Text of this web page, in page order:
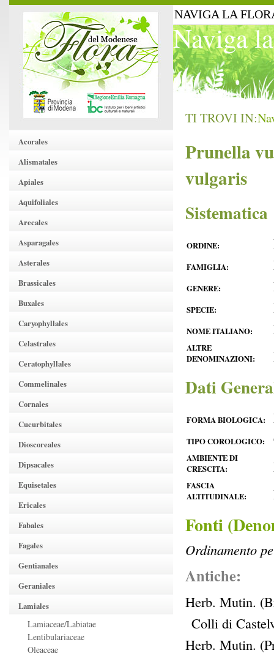
Acorales
Alismatales
Apiales
Aquifoliales
Arecales
Asparagales
Asterales
Brassicales
Buxales
Caryophyllales
Celastrales
Ceratophyllales
Commelinales
Cornales
Cucurbitales
Dioscoreales
Dipsacales
Equisetales
Ericales
Fabales
Fagales
Gentianales
Geraniales
Lamiales
Lamiaceae/Labiatae
Lentibulariaceae
Oleaceae
NAVIGA LA
Naviga
TI TROVI IN:
Prunella
vulgaris
Sistematica
ORDINE:
FAMIGLIA:
GENERE:
SPECIE:
NOME ITALIANO:
ALTRE
DENOMINAZIONI:
Dati
FORMA BIOLOGICA:
TIPO COROLOGICO:
AMBIENTE DI
CRESCITA:
FASCIA
ALTITUDINALE:
Fonti
Ordinamento
Antiche:
Herb. Mutin.
Colli di
Herb. Mutin.